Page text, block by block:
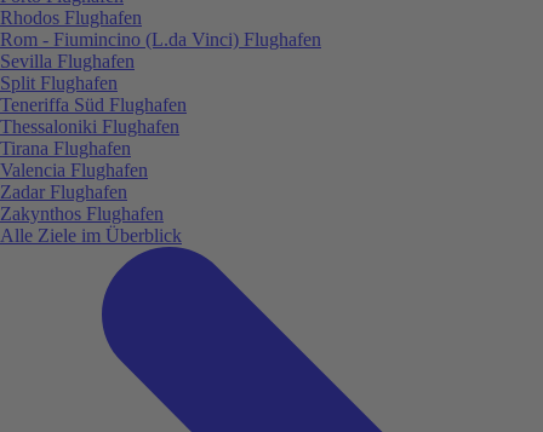
Rhodos Flughafen
Rom - Fiumincino (L.da Vinci) Flughafen
Sevilla Flughafen
Split Flughafen
Teneriffa Süd Flughafen
Thessaloniki Flughafen
Tirana Flughafen
Valencia Flughafen
Zadar Flughafen
Zakynthos Flughafen
Alle Ziele im Überblick